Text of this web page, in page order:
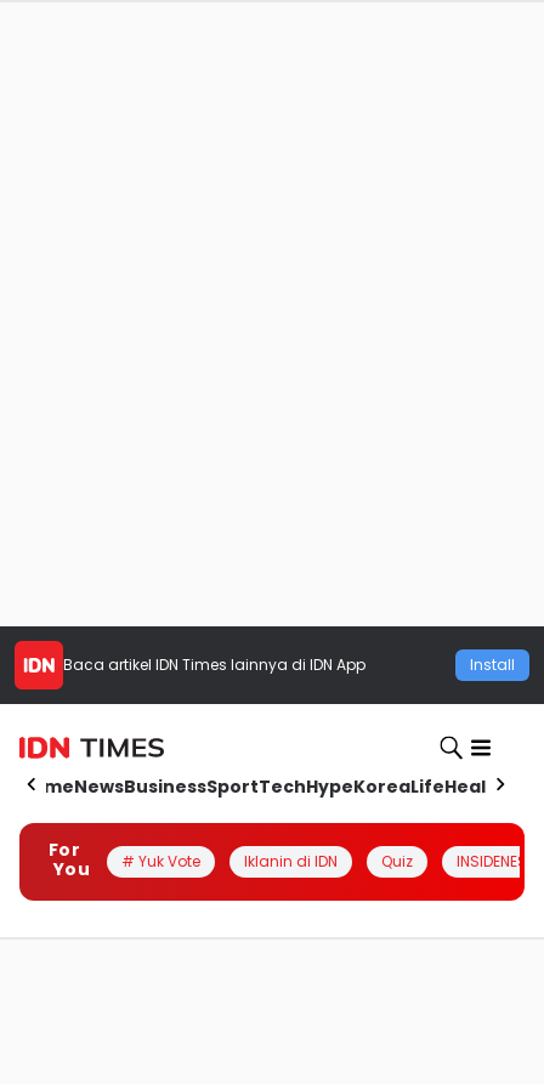
Baca artikel IDN Times lainnya di IDN App Install
HomeNewsBusinessSportTechHypeKoreaLifeHealth
For
You
# Yuk Vote Iklanin di IDN Quiz INSIDENESIA